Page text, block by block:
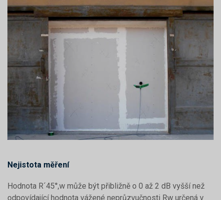
Nejistota měření
Hodnota R´45°,w může být přibližně o 0 až 2 dB vyšší než
odpovídající hodnota vážené neprůzvučnosti Rw určená v